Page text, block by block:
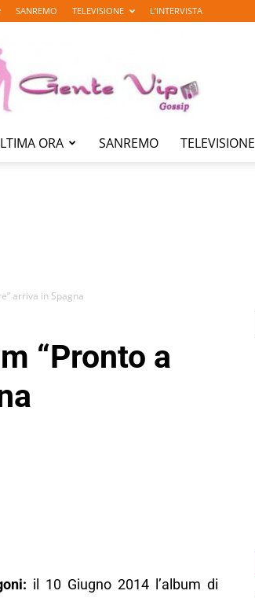
SANREMO TELEVISIONE L’INTERVISTA
ORA SANREMO TELEVISIONE
arriva in Spagna
“Pronto a
il 10 Giugno 2014 l’album di